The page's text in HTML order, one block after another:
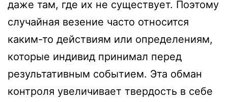
даже там, где их не существует. Поэтому
случайная везение часто относится
каким-то действиям или определениям,
которые индивид принимал перед
результативным событием. Эта обман
контроля увеличивает твердость в себе